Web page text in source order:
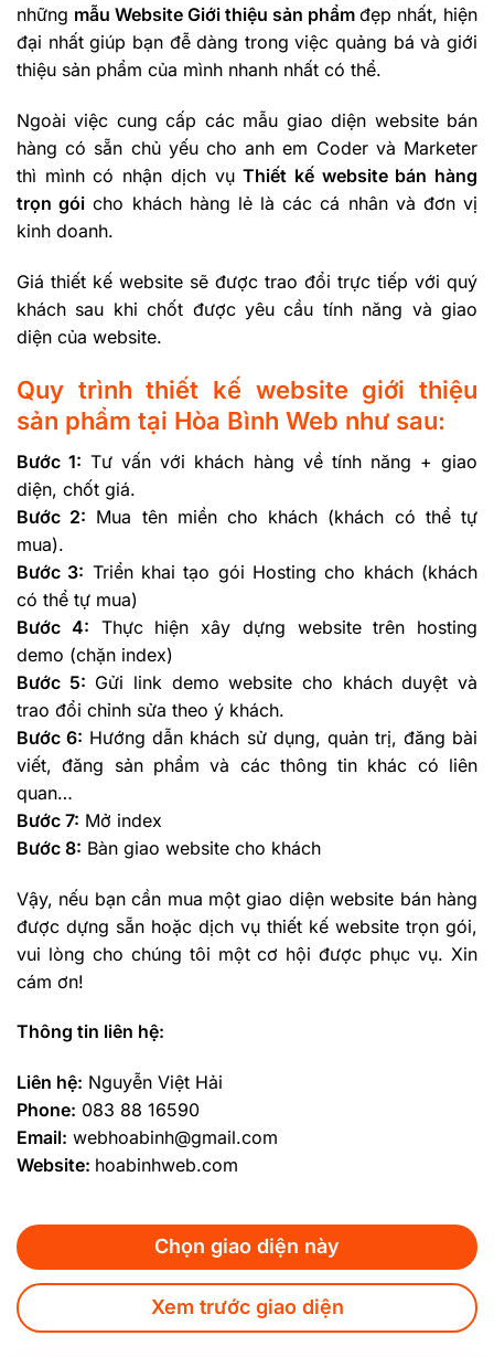
những mẫu Website Giới thiệu sản phẩm đẹp nhất, hiện
đại nhất giúp bạn đễ dàng trong việc quảng bá và giới
thiệu sản phẩm của mình nhanh nhất có thể.
Ngoài việc cung cấp các mẫu giao diện website bán
hàng có sẵn chủ yếu cho anh em Coder và Marketer
thì mình có nhận dịch vụThiết kế website bán hàng
trọn gói cho khách hàng lẻ là các cá nhân và đơn vị
kinh doanh.
Giá thiết kế website sẽ được trao đổi trực tiếp với quý
khách sau khi chốt được yêu cầu tính năng và giao
diện của website.
Quy trình thiết kế website giới thiệu
sản phẩm tại Hòa Bình Web như sau:
Bước 1: Tư vấn với khách hàng về tính năng + giao
diện, chốt giá.
Bước 2: Mua tên miền cho khách (khách có thể tự
mua).
Bước 3: Triển khai tạo gói Hosting cho khách (khách
có thể tự mua)
Bước 4: Thực hiện xây dựng website trên hosting
demo (chặn index)
Bước 5: Gửi link demo website cho khách duyệt và
trao đổi chỉnh sửa theo ý khách.
Bước 6: Hướng dẫn khách sử dụng, quản trị, đăng bài
viết, đăng sản phẩm và các thông tin khác có liên
quan…
Bước 7: Mở index
Bước 8: Bàn giao website cho khách
Vậy, nếu bạn cần mua một giao diện website bán hàng
được dựng sẵn hoặc dịch vụ thiết kế website trọn gói,
vui lòng cho chúng tôi một cơ hội được phục vụ. Xin
cám ơn!
Thông tin liên hệ:
Liên hệ: Nguyễn Việt Hải
Phone: 083 88 16590
Email: webhoabinh@gmail.com
Website: hoabinhweb.com
Chọn giao diện này
Xem trước giao diện